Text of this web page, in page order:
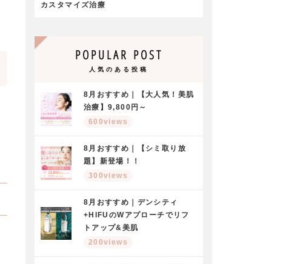
カスタマイズ治療
POPULAR POST
人気のある投稿
8月おすすめ｜【大人気！美肌
治療】9,800円～
600views
8月おすすめ｜【シミ取り放
題】新登場！！
300views
8月おすすめ｜デンシティ
+HIFUのWアプローチでリフ
トアップ&美肌
200views